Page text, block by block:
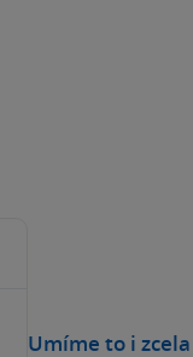
Umíme to i